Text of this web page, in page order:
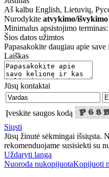
Aš kalbu English, Lietuvių,
Nurodykite atvykimo/išvykimo
Minimalus apsistojimo
Šios datos užimtos
Papasakokite daugiau apie
Laiškas
Jūsų kontaktai
Įveskite saugos kodą
Siųsti
Jūsų žinutė sėkmingai išsiųsta.
rekomenduojame susisiekti su
Uždaryti langą
Nuoroda nukopijuotaKopijuoti